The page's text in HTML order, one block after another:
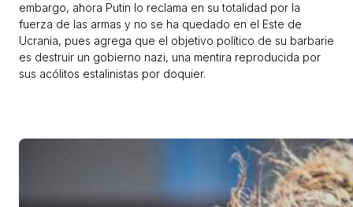
embargo, ahora Putin lo reclama en su totalidad por la
fuerza de las armas y no se ha quedado en el Este de
Ucrania, pues agrega que el objetivo político de su barbarie
es destruir un gobierno nazi, una mentira reproducida por
sus acólitos estalinistas por doquier.